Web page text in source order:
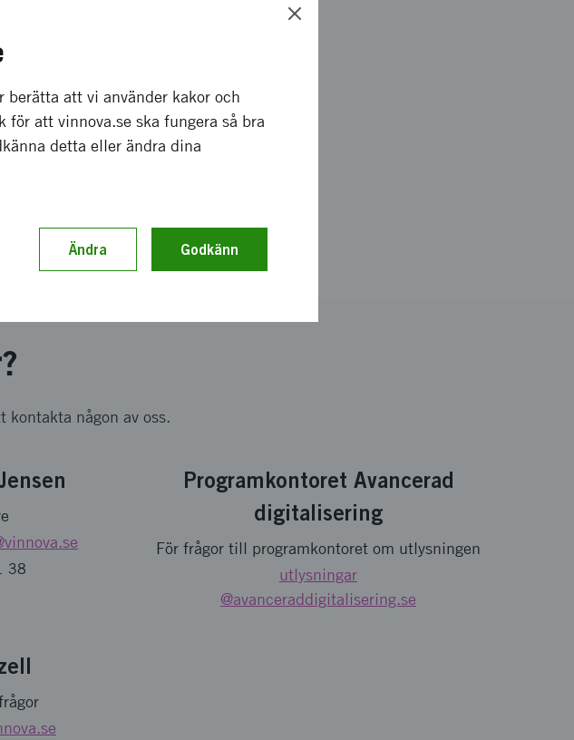
ansökan som vi sedan bedömer i
behöver ni rapportera till oss hur
kontakta någon av oss.
38
Programkontoret Avancerad
digitalisering
För frågor till programkontoret om utlysningen
utlysningar
@avanceraddigitalisering.se
att vi använder kakor och
att vinnova.se ska fungera så bra
detta eller ändra dina
Ändra Godkänn